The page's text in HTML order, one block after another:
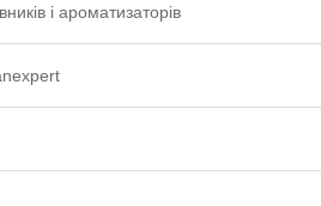
і ароматизаторів